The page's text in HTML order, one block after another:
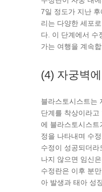
7일 정도가 지난
리는 다양한 세포
다. 이 단계에서 수
가는 여행을 계속합
(4) 자궁벽
블라스토시스트는
단계를 착상이라
에 블라스토시스
정을 나타내며 수
수정이 성공되더라
나지 않으면 임신
수정란은 이후 분
아 발생과 태아 성